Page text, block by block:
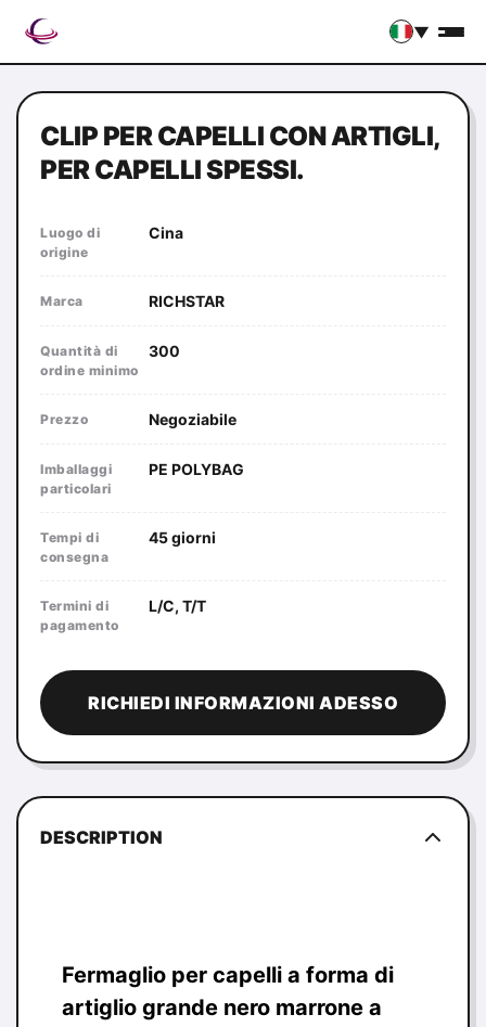
▼
CLIP PER CAPELLI CON ARTIGLI,
PER CAPELLI SPESSI.
Luogo di
origine
Cina
Marca RICHSTAR
Quantità di
ordine minimo
300
Prezzo Negoziabile
Imballaggi
particolari
PE POLYBAG
Tempi di
consegna
45 giorni
Termini di
pagamento
L/C, T/T
RICHIEDI INFORMAZIONI ADESSO
DESCRIPTION
Fermaglio per capelli a forma di
artiglio grande nero marrone a